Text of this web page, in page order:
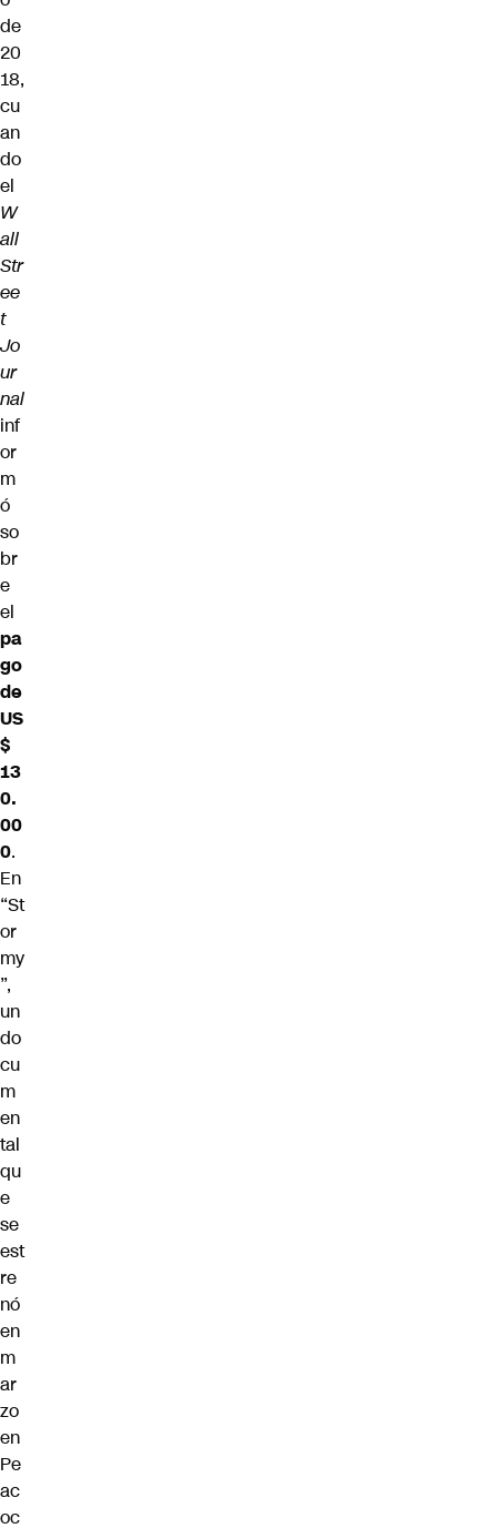
de
20
18,
cu
an
do
el
W
all
Str
ee
t
Jo
ur
nal
inf
or
m
ó
so
br
e
el
pa
go
de
US
$
13
0.
00
0.
En
“St
or
my
”,
un
do
cu
m
en
tal
qu
e
se
est
re
nó
en
m
ar
zo
en
Pe
ac
oc